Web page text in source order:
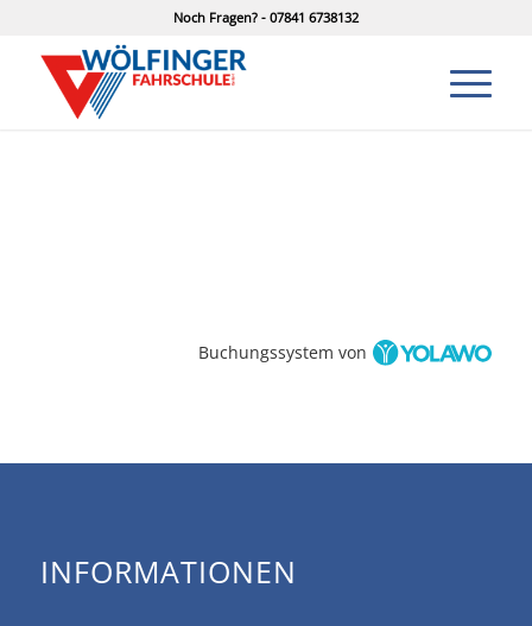
Noch Fragen? - 07841 6738132
Buchungssystem von
INFORMATIONEN